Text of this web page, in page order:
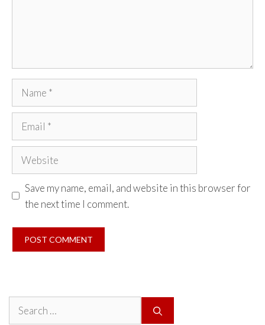
Name
Email
Website
Save my name, email, and website in this browser for
the next time I comment.
Search